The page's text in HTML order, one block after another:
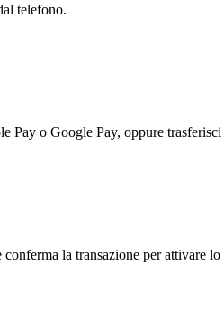
telefono.
Pay o Google Pay, oppure
la transazione per attivare lo